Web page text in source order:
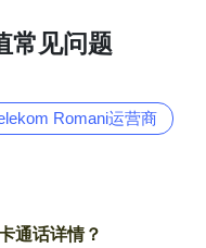
常见问题
Romani运营商
通话详情？